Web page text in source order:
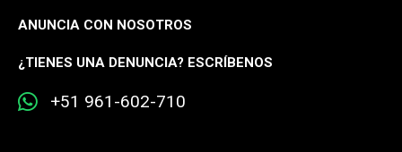
ANUNCIA CON NOSOTROS
¿TIENES UNA DENUNCIA? ESCRÍBENOS
+51 961-602-710